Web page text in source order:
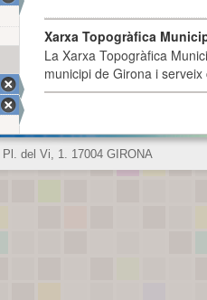
Xarxa Topogràfica
La Xarxa Topogràfica
municipi de Girona i
Pl. del Vi, 1. 17004 GIRONA